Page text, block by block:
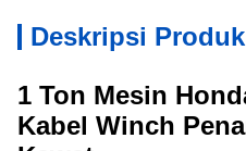
Deskripsi Produk
1 Ton Mesin
Kabel Winch